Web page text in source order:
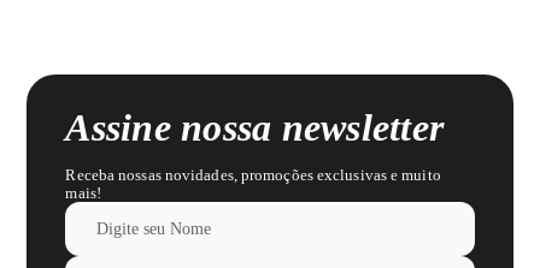
Assine nossa newsletter
Receba nossas novidades, promoções exclusivas e muito
mais!